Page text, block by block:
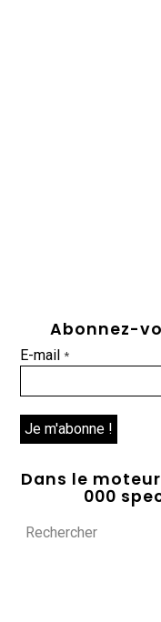
Abonnez-
E-mail*
Dans le
000